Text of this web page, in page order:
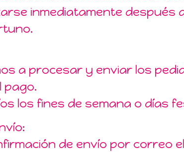
inmediatamente
a procesar y enviar los
pago.
los fines de semana o días
de envío por correo